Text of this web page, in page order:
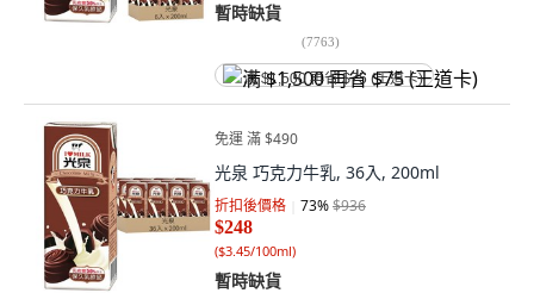
暫時缺貨
(7763)
满 $1,500 再省 $75 (王道卡)
免運 滿 $490
光泉 巧克力牛乳, 36入, 200ml
折扣後價格 73%$936
$248
($3.45/100ml)
暫時缺貨